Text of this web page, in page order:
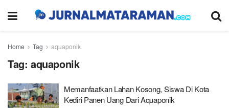
Home Tag aquaponik
Tag: aquaponik
Memanfaatkan Lahan Kosong, Siswa Di Kota
Kediri Panen Uang Dari Aquaponik